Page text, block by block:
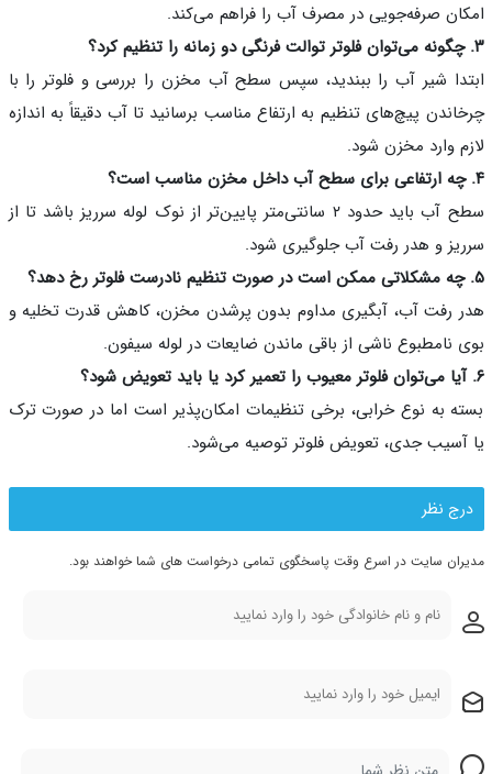
صرفه‌جویی در مصرف آب را فراهم می‌کند.
شیر آب را ببندید، سپس سطح آب مخزن را بررسی و فلوتر را با
پیچ‌های تنظیم به ارتفاع مناسب برسانید تا آب دقیقاً به اندازه
وارد مخزن شود.
سطح آب باید حدود ۲ سانتی‌متر پایین‌تر از نوک لوله سرریز باشد تا از
و هدر رفت آب جلوگیری شود.
رفت آب، آبگیری مداوم بدون پرشدن مخزن، کاهش قدرت تخلیه و
نامطبوع ناشی از باقی ماندن ضایعات در لوله سیفون.
به نوع خرابی، برخی تنظیمات امکان‌پذیر است اما در صورت ترک
جدی، تعویض فلوتر توصیه می‌شود.
نظر
سایت در اسرع وقت پاسخگوی تمامی درخواست های شما خواهند بود.